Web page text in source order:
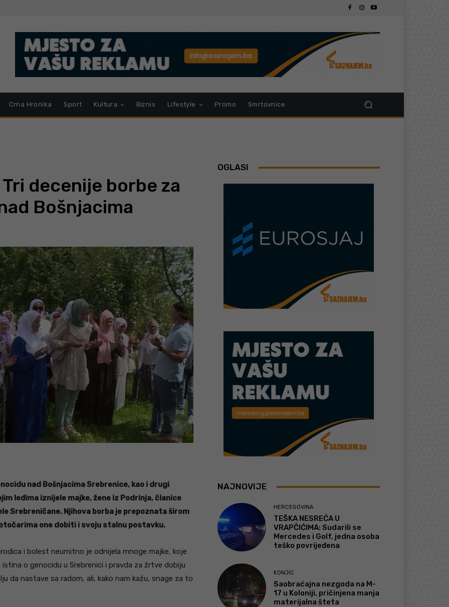
Crna Hronika Sport Kultura Biznis Lifestyle Promo Smrtovnice
decenije borbe za
Bošnjacima
nad Bošnjacima Srebrenice, kao i drugi
leđima iznijele majke, žene iz Podrinja, članice
Srebreničane. Njihova borba je prepoznata širom
one dobiti i svoju stalnu postavku.
i bolest neumitno je odnijela mnoge majke, koje
o genocidu u Srebrenici i pravda za žrtve dobiju
da nastave sa radom, ali, kako nam kažu, snage za to
OGLASI
NAJNOVIJE
HERCEGOVINA
TEŠKA NESREĆA U
VRAPČIĆIMA: Sudarili se
Mercedes i Golf, jedna osoba
teško povrijeđena
KONJIC
Saobraćajna nezgoda na M-
17 u Koloniji, pričinjena manja
materijalna šteta